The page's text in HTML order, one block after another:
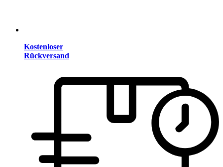
Kostenloser
Rückversand